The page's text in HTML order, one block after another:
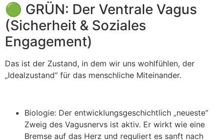
🟢 GRÜN: Der Ventrale Vagus
(Sicherheit & Soziales
Engagement)
Das ist der Zustand, in dem wir uns wohlfühlen, der
„Idealzustand“ für das menschliche Miteinander.
Biologie: Der entwicklungsgeschichtlich „neueste“
Zweig des Vagusnervs ist aktiv. Er wirkt wie eine
Bremse auf das Herz und reguliert es sanft nach